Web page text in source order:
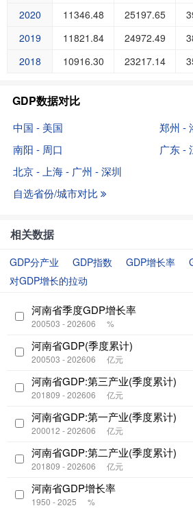
2020
11346.48 25197.65
2019
11821.84 24972.49
2018
10916.30 23217.14
GDP数据对比
中国 - 美国
郑州 -
南阳 - 周口
广东 -
北京 - 上海 - 广州 - 深圳
自选省份/城市对比
相关数据
GDP分产业 GDP指数 GDP增长率
对GDP增长的拉动
河南省季度GDP增长率
200503 - 202606 %
河南省GDP(季度累计)
200503 - 202606 亿元
河南省GDP:第三产业(季度累计)
201809 - 202606 亿元
河南省GDP:第一产业(季度累计)
200012 - 202606 亿元
河南省GDP:第二产业(季度累计)
201809 - 202606 亿元
河南省GDP增长率
1950 - 2025 %